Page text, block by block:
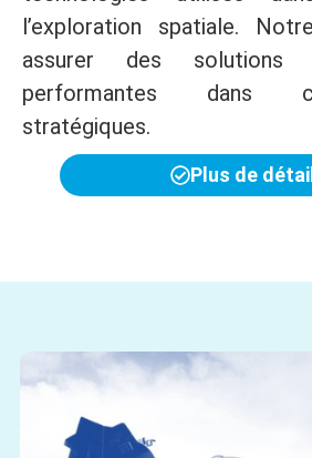
l’exploration spatiale.
assurer des solutions
performantes dans
stratégiques.
Plus de